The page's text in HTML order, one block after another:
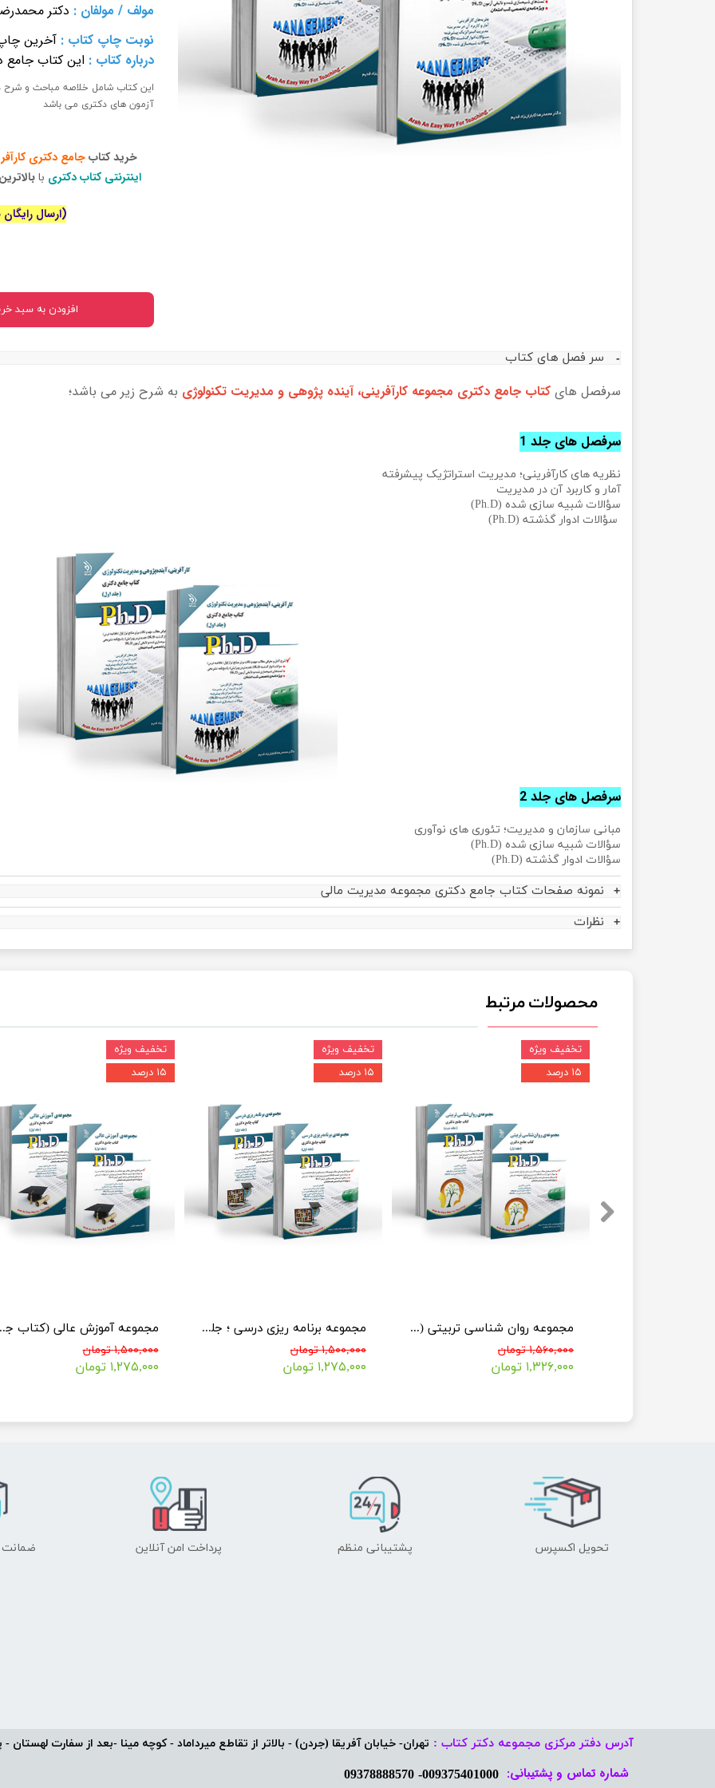
مهندسی عمران
مهندسی نفت
تربیت بدنی
تاریخ
جغرافیا
علوم اجتماعی
مولف / مولفان : دکتر
نوبت چاپ کتاب : آخرین
درباره کتاب : این کتاب
این کتاب شامل خلاصه مباحث و شرح
آزمون­ های دکتری می ­باشد
خرید کتابجامع دکتری
اینترنتی کتاب دکتری با
(ارسال رایگان برای
افزودن به سبد
سر فصل های کتاب
سرفصل های کتاب جامع دکتری مجموعه کارآفرینی، آینده پژوهی و مدیریت تکنولوژی به شرح زیر می باشد؛
سرفصل های جلد 1
نظریه های کارآفرینی؛ مدیریت استراتژیک پیشرفته
آمار و کاربرد آن در مدیریت
سؤالات شبیه سازی شده (Ph.D)
سؤالات ادوار گذشته (Ph.D)
سرفصل های جلد 2
مبانی سازمان و مدیریت؛ تئوری های نوآوری
سؤالات شبیه سازی شده (Ph.D)
سؤالات ادوار گذشته (Ph.D)
نمونه صفحات کتاب جامع دکتری مجموعه مدیریت مالی
نظرات
محصولات مرتبط
مجموعه
۱,۵۰۰,۰۰۰ تومان
۱,۲۷۵,۰۰۰ تومان
تخفیف ویژه
۱۵ درصد
مجموعه برنامه ریزی درسی ؛ جلد اول و دوم (کتاب جامع دکتری)
۱,۵۰۰,۰۰۰ تومان
۱,۲۷۵,۰۰۰ تومان
تخفیف ویژه
۱۵ درصد
مجموعه روان شناسی تربیتی (کتاب جامع دکتری)
۱,۵۶۰,۰۰۰ تومان
۱,۳۲۶,۰۰۰ تومان
تخفیف ویژه
۱۵ درصد
009375401000- 09378888570​​​​​​​
آدرس دفتر مرکزی مجموعه دکتر کتاب : تهران- خیابان آفریقا (جردن) - بالاتر از تقاطع میرداماد - کوچه مینا -بعد از سفارت لهستان - پلاک 9 -
شماره تماس و پشتیبانی: ​​​​​​​
تحویل اکسپرس پشتیبانی منظم پرداخت امن آنلاین ضمانت